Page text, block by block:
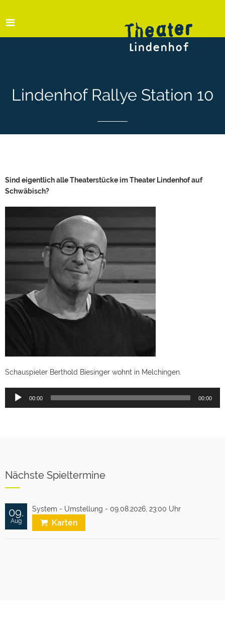
Lindenhof Rallye Station 10
Sind eigentlich alle Theaterstücke im Theater Lindenhof auf
Schwäbisch?
Schauspieler Berthold Biesinger wohnt in Melchingen.
Audio-
Player
00:00 00:00
Nächste Spieltermine
09.
Aug
System - Umstellung - 09.08.2026, 23:00 Uhr
Karten